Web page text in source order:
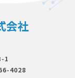
1
4028